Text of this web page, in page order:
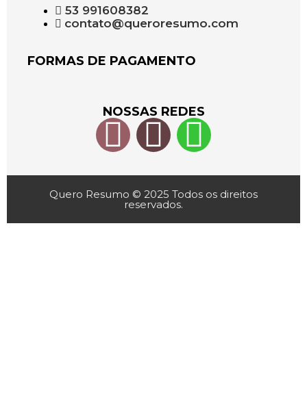
53 991608382
contato@queroresumo.com
FORMAS DE PAGAMENTO
NOSSAS REDES
Quero Resumo © 2025 Todos os direitos
reservados.